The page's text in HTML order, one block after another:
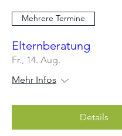
Mehrere Termine
Elternberatung
Fr., 14. Aug.
Mehr Infos
Details